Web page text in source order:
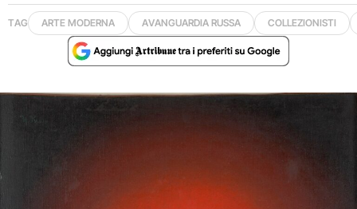
TAG ARTE MODERNA AVANGUARDIA RUSSA COLLEZIONISTI